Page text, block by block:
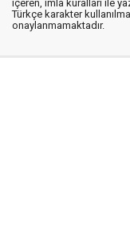
içeren, imla kuralları ile
Türkçe karakter
onaylanmamaktadır.